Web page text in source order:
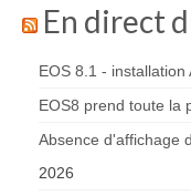
En direct
EOS 8.1 - installation
EOS8 prend toute la
Absence d'affichage
2026